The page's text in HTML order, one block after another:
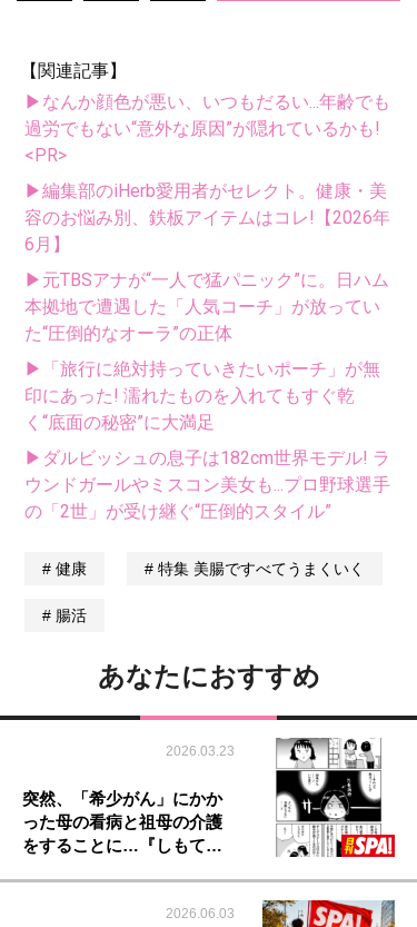
【関連記事】
▶なんか顔色が悪い、いつもだるい...年齢でも
過労でもない“意外な原因”が隠れているかも!
<PR>
▶編集部のiHerb愛用者がセレクト。健康・美
容のお悩み別、鉄板アイテムはコレ!【2026年
6月】
▶元TBSアナが“一人で猛パニック”に。日ハム
本拠地で遭遇した「人気コーチ」が放ってい
た“圧倒的なオーラ”の正体
▶「旅行に絶対持っていきたいポーチ」が無
印にあった! 濡れたものを入れてもすぐ乾
く“底面の秘密”に大満足
▶ダルビッシュの息子は182cm世界モデル! ラ
ウンドガールやミスコン美女も...プロ野球選手
の「2世」が受け継ぐ“圧倒的スタイル”
健康 特集 美腸ですべてうまくいく
腸活
あなたにおすすめ
2026.03.23
突然、「希少がん」にかか
った母の看病と祖母の介護
をすることに…『しもて…
2026.06.03